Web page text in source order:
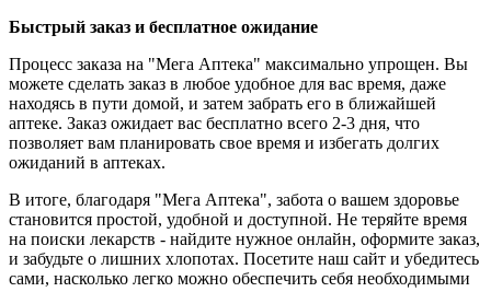
Быстрый заказ и бесплатное ожидание
Процесс заказа на "Мега Аптека" максимально упрощен. Вы
можете сделать заказ в любое удобное для вас время, даже
находясь в пути домой, и затем забрать его в ближайшей
аптеке. Заказ ожидает вас бесплатно всего 2-3 дня, что
позволяет вам планировать свое время и избегать долгих
ожиданий в аптеках.
В итоге, благодаря "Мега Аптека", забота о вашем здоровье
становится простой, удобной и доступной. Не теряйте время
на поиски лекарств - найдите нужное онлайн, оформите заказ,
и забудьте о лишних хлопотах. Посетите наш сайт и убедитесь
сами, насколько легко можно обеспечить себя необходимыми